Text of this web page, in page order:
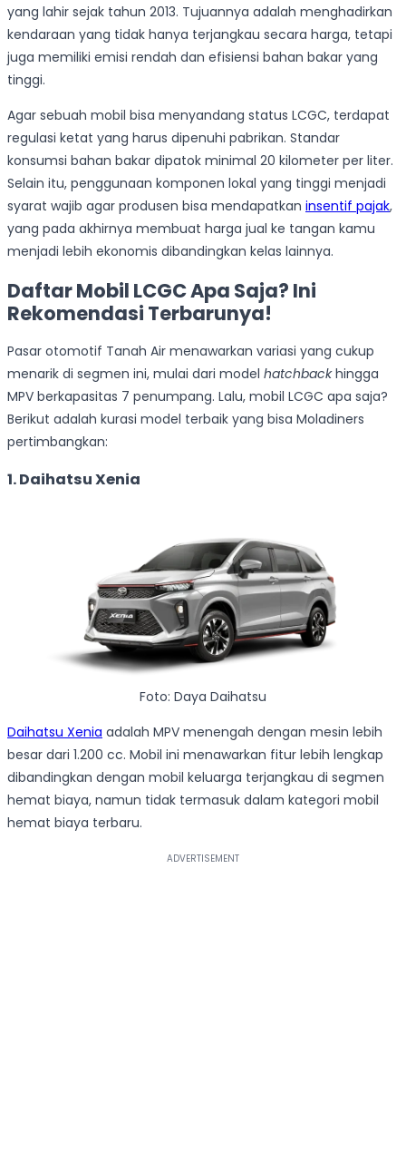
yang lahir sejak tahun 2013. Tujuannya adalah menghadirkan
kendaraan yang tidak hanya terjangkau secara harga, tetapi
juga memiliki emisi rendah dan efisiensi bahan bakar yang
tinggi.
Agar sebuah mobil bisa menyandang status LCGC, terdapat
regulasi ketat yang harus dipenuhi pabrikan. Standar
konsumsi bahan bakar dipatok minimal 20 kilometer per liter.
Selain itu, penggunaan komponen lokal yang tinggi menjadi
syarat wajib agar produsen bisa mendapatkan insentif pajak,
yang pada akhirnya membuat harga jual ke tangan kamu
menjadi lebih ekonomis dibandingkan kelas lainnya.
Daftar Mobil LCGC Apa Saja? Ini
Rekomendasi Terbarunya!
Pasar otomotif Tanah Air menawarkan variasi yang cukup
menarik di segmen ini, mulai dari model hatchbackhingga
MPV berkapasitas 7 penumpang. Lalu, mobil LCGC apa saja?
Berikut adalah kurasi model terbaik yang bisa Moladiners
pertimbangkan:
1.Daihatsu Xenia
Foto: Daya Daihatsu
Daihatsu Xenia adalah MPV menengah dengan mesin lebih
besar dari 1.200 cc. Mobil ini menawarkan fitur lebih lengkap
dibandingkan dengan mobil keluarga terjangkau di segmen
hemat biaya, namun tidak termasuk dalam kategori mobil
hemat biaya terbaru.